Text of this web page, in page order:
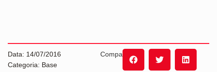
Data: 14/07/2016
Categoria: Base
Compartilhe: